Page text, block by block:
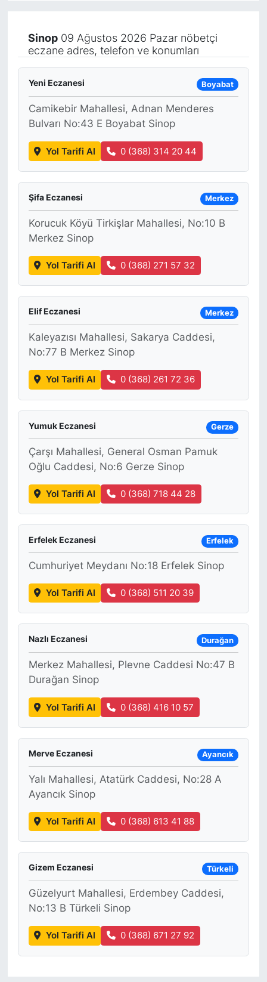
Sinop09 Ağustos 2026 Pazar nöbetçi
eczane adres, telefon ve konumları
Yeni Eczanesi Boyabat
Camikebir Mahallesi, Adnan Menderes
Bulvarı No:43 E Boyabat Sinop
Yol Tarifi Al 0 (368) 314 20 44
Şifa Eczanesi Merkez
Korucuk Köyü Tirkişlar Mahallesi, No:10 B
Merkez Sinop
Yol Tarifi Al 0 (368) 271 57 32
Elif Eczanesi Merkez
Kaleyazısı Mahallesi, Sakarya Caddesi,
No:77 B Merkez Sinop
Yol Tarifi Al 0 (368) 261 72 36
Yumuk Eczanesi Gerze
Çarşı Mahallesi, General Osman Pamuk
Oğlu Caddesi, No:6 Gerze Sinop
Yol Tarifi Al 0 (368) 718 44 28
Erfelek Eczanesi Erfelek
Cumhuriyet Meydanı No:18 Erfelek Sinop
Yol Tarifi Al 0 (368) 511 20 39
Nazlı Eczanesi Durağan
Merkez Mahallesi, Plevne Caddesi No:47 B
Durağan Sinop
Yol Tarifi Al 0 (368) 416 10 57
Merve Eczanesi Ayancık
Yalı Mahallesi, Atatürk Caddesi, No:28 A
Ayancık Sinop
Yol Tarifi Al 0 (368) 613 41 88
Gizem Eczanesi Türkeli
Güzelyurt Mahallesi, Erdembey Caddesi,
No:13 B Türkeli Sinop
Yol Tarifi Al 0 (368) 671 27 92
KÖŞE YAZILARI (Arşiv)
KÜLTÜR SANAT
MAGAZİN
RÖPORTAJ
SAĞLIK
SARIYER HABERLERİ
SARIYER İMAR BARIŞI
SEKTÖR
SİYASET
SON DAKİKA HABERİ
SPOR
TEKNOLOJİ
VİDEO GALERİ